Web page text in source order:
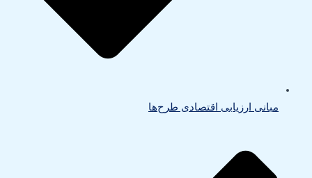
مبانی ارزیابی اقتصادی طرح‌ها